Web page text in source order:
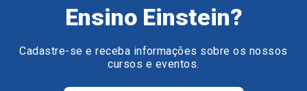
Ensino Einstein?
Cadastre-se e receba informações sobre os nossos
cursos e eventos.